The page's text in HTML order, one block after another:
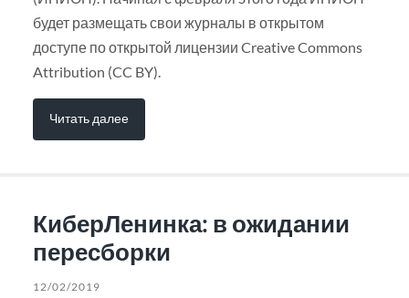
будет размещать свои журналы в открытом
доступе по открытой лицензии Creative Commons
Attribution (CC BY).
Читать далее
КиберЛенинка: в ожидании
пересборки
12/02/2019